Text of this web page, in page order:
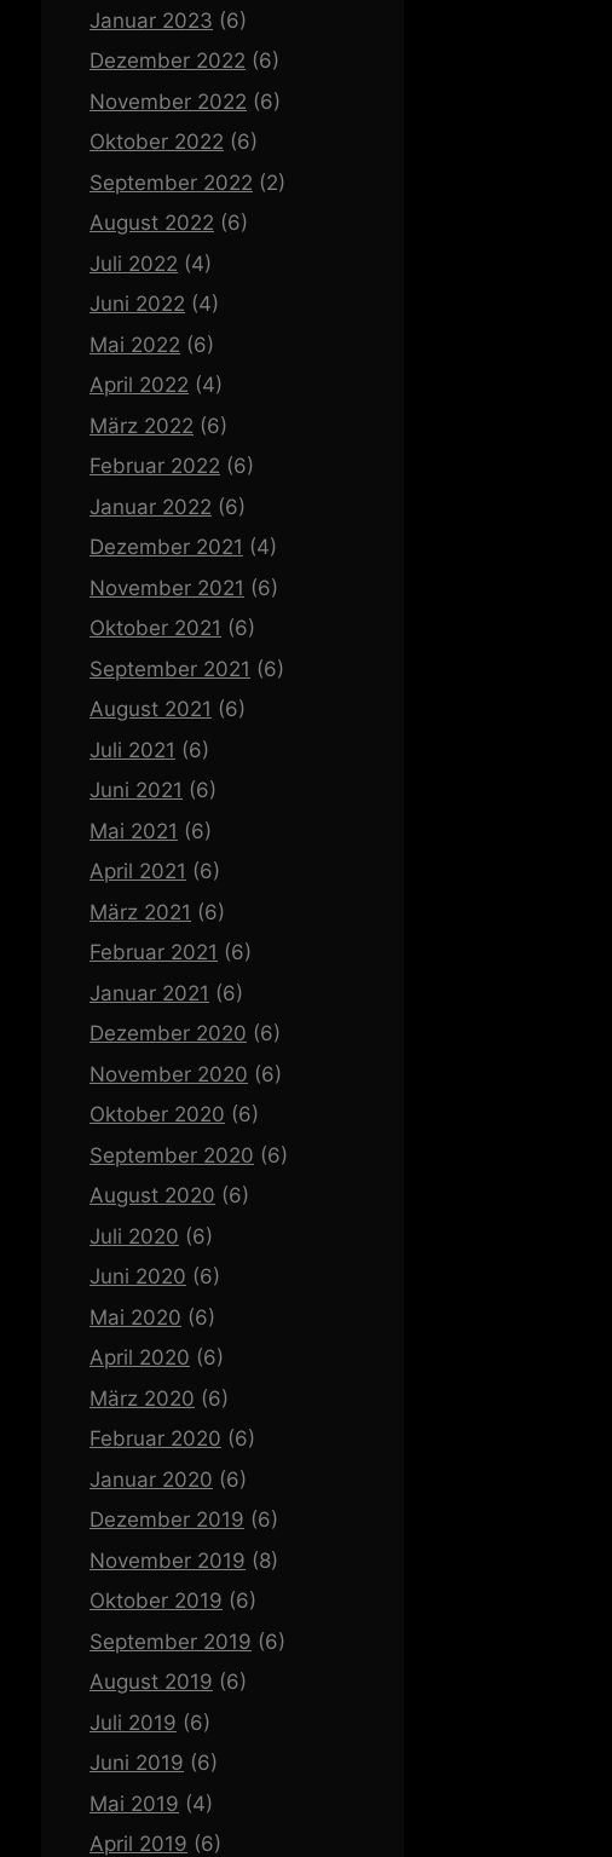
Januar 2023 (6)
Dezember 2022 (6)
November 2022 (6)
Oktober 2022 (6)
September 2022 (2)
August 2022 (6)
Juli 2022 (4)
Juni 2022 (4)
Mai 2022 (6)
April 2022 (4)
März 2022 (6)
Februar 2022 (6)
Januar 2022 (6)
Dezember 2021 (4)
November 2021 (6)
Oktober 2021 (6)
September 2021 (6)
August 2021 (6)
Juli 2021 (6)
Juni 2021 (6)
Mai 2021 (6)
April 2021 (6)
März 2021 (6)
Februar 2021 (6)
Januar 2021 (6)
Dezember 2020 (6)
November 2020 (6)
Oktober 2020 (6)
September 2020 (6)
August 2020 (6)
Juli 2020 (6)
Juni 2020 (6)
Mai 2020 (6)
April 2020 (6)
März 2020 (6)
Februar 2020 (6)
Januar 2020 (6)
Dezember 2019 (6)
November 2019 (8)
Oktober 2019 (6)
September 2019 (6)
August 2019 (6)
Juli 2019 (6)
Juni 2019 (6)
Mai 2019 (4)
April 2019 (6)